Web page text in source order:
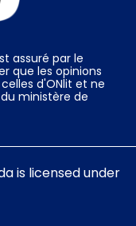
assuré par le
que les opinions
d'ONlit et ne
ministère de
is licensed under